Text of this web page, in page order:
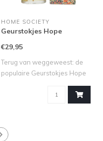
HOME SOCIETY
Geurstokjes Hope
€29,95
Terug van weggeweest: de
populaire Geurstokjes Hope